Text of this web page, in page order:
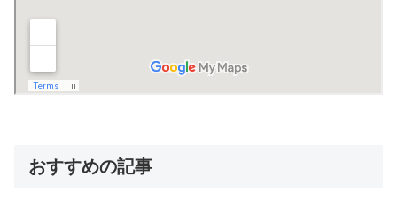
おすすめの記事